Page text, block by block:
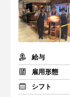
給与
雇用形態
シフト